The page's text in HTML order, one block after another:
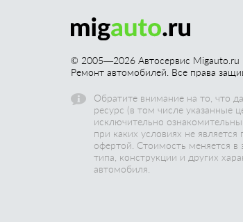
© 2005—2026 Автосервис Migauto.ru
Ремонт автомобилей. Все права
Обратите внимание на то, что
ресурс (в том числе указанные
исключительно
при каких условиях не является
офертой. Стоимость меняется в
типа, конструкции и других
автомобиля.